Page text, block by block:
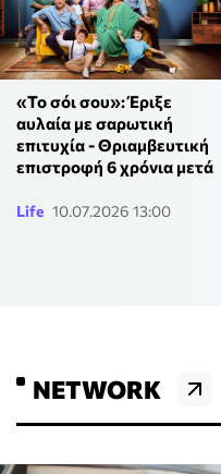
«Το σόι σου»: Έριξε
αυλαία με σαρωτική
επιτυχία - Θριαμβευτική
επιστροφή 6 χρόνια μετά
Life 10.07.2026 13:00
NETWORK